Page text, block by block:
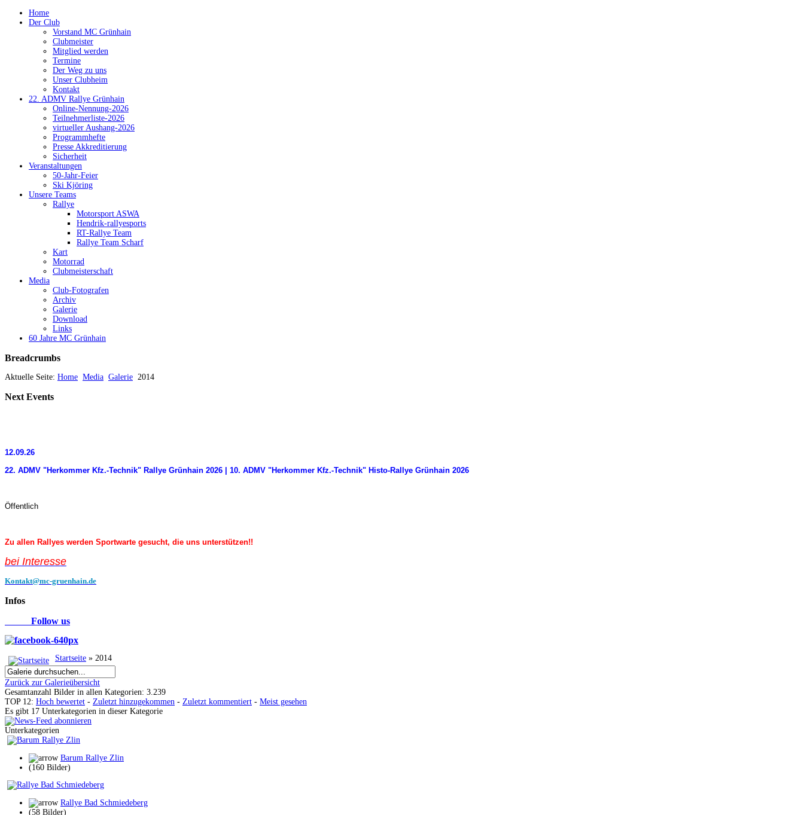
Home
Der Club
Vorstand MC Grünhain
Clubmeister
Mitglied werden
Termine
Der Weg zu uns
Unser Clubheim
Kontakt
22. ADMV Rallye Grünhain
Online-Nennung-2026
Teilnehmerliste-2026
virtueller Aushang-2026
Programmhefte
Presse Akkreditierung
Sicherheit
Veranstaltungen
50-Jahr-Feier
Ski Kjöring
Unsere Teams
Rallye
Motorsport ASWA
Hendrik-rallyesports
RT-Rallye Team
Rallye Team Scharf
Kart
Motorrad
Clubmeisterschaft
Media
Club-Fotografen
Archiv
Galerie
Download
Links
60 Jahre MC Grünhain
Breadcrumbs
Aktuelle Seite: Home Media Galerie 2014
Next Events
12.09.26
22. ADMV "Herkommer Kfz.-Technik" Rallye Grünhain 2026 | 10. ADMV "Herkommer Kfz.-Technik" Histo-Rallye Grünhain 2026
Öffentlich
Zu allen Rallyes werden Sportwarte gesucht, die uns unterstützen!!
bei Interesse
Kontakt@mc-gruenhain.de
Infos
Follow us
Startseite » 2014
Zurück zur Galerieübersicht
Gesamtanzahl Bilder in allen Kategorien: 3.239
TOP 12: Hoch bewertet - Zuletzt hinzugekommen - Zuletzt kommentiert - Meist gesehen
Es gibt 17 Unterkategorien in dieser Kategorie
Unterkategorien
Barum Rallye Zlin
(160 Bilder)
Rallye Bad Schmiedeberg
(58 Bilder)